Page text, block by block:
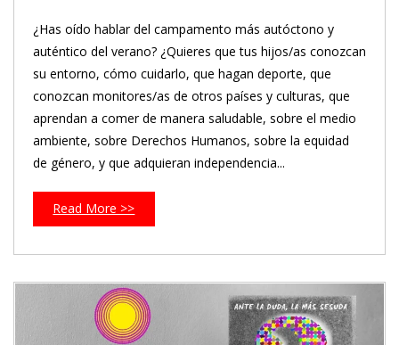
¿Has oído hablar del campamento más autóctono y
auténtico del verano? ¿Quieres que tus hijos/as conozcan
su entorno, cómo cuidarlo, que hagan deporte, que
conozcan monitores/as de otros países y culturas, que
aprendan a comer de manera saludable, sobre el medio
ambiente, sobre Derechos Humanos, sobre la equidad
de género, y que adquieran independencia...
Read More >>